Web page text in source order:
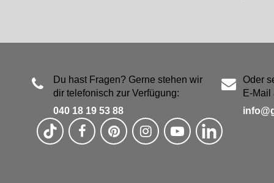
Du hast Fragen? Gerne stehen wir
dir telefonisch zur Verfügung:
040 18 19 53 88
Oder
E-Mail